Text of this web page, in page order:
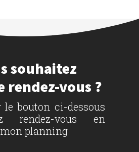
souhaitez
rendez-vous ?
le bouton ci-dessous
rendez-vous en
planning